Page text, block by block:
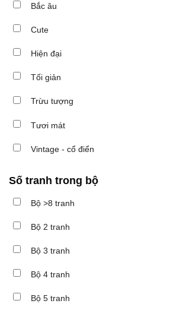
Bắc âu
Cute
Hiện đại
Tối giản
Trừu tượng
Tươi mát
Vintage - cổ điển
Số tranh trong bộ
Bộ >8 tranh
Bộ 2 tranh
Bộ 3 tranh
Bộ 4 tranh
Bộ 5 tranh